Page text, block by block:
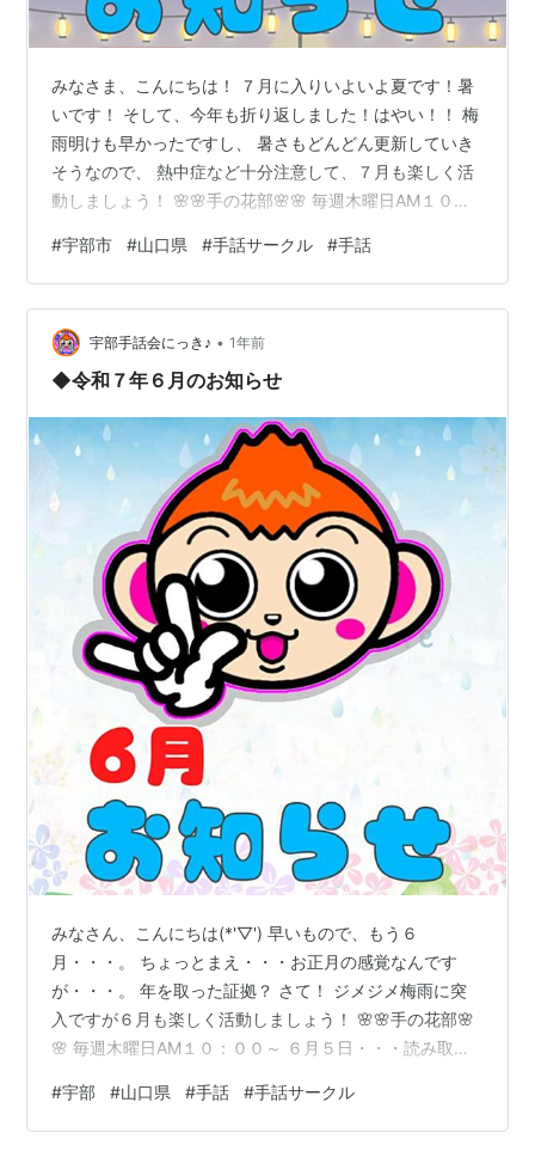
みなさま、こんにちは！ ７月に入りいよいよ夏です！暑
いです！ そして、今年も折り返しました！はやい！！ 梅
雨明けも早かったですし、 暑さもどんどん更新していき
そうなので、 熱中症など十分注意して、７月も楽しく活
動しましょう！ 🌸🌸手の花部🌸🌸 毎週木曜日AM１０：
担当） ７月１０日・・・テキスト学習会 ７月１７
日・・・グループ学習会 ７月２４日・・・体験をきこ
う！ ７月３１日・・・第５週休会 🌙🌙夜の部🌙🌙 毎週
金曜日PM７：００～８：３０ ７月４日・・・グループ学
習会 ７月１１日・・・グループ学習会 ７月１８日・・・
#宇部市 #山口県 #手話サークル #手話
宇部手話会にっき♪ • 1年前
◆令和７年６月のお知らせ
みなさん、こんにちは(*'▽') 早いもので、もう６
月・・・。 ちょっとまえ・・・お正月の感覚なんです
が・・・。 年を取った証拠？ さて！ ジメジメ梅雨に突
入ですが６月も楽しく活動しましょう！ 🌸🌸手の花部🌸
🌸 毎週木曜日AM１０：００～ ６月５日・・・読み取り
１９日・・・グループ学習 ６月２６日・・・３５周年記
念行事 🌙🌙夜の部🌙🌙 毎週金曜日PM７：００～ ６月６
#宇部 #山口県 #手話 #手話サークル